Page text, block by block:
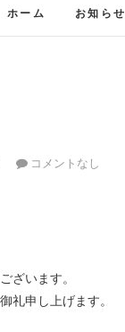
ホーム お知らせ
コメントなし
ざいます。
礼申し上げます。